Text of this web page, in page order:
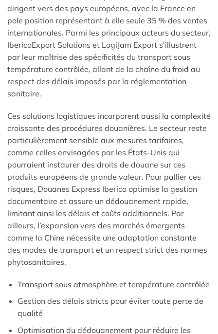
dirigent vers des pays européens, avec la France en
pole position représentant à elle seule 35 % des ventes
internationales. Parmi les principaux acteurs du secteur,
IbericoExport Solutions et LogiJam Export s’illustrent
par leur maîtrise des spécificités du transport sous
température contrôlée, allant de la chaîne du froid au
respect des délais imposés par la réglementation
sanitaire.
Ces solutions logistiques incorporent aussi la complexité
croissante des procédures douanières. Le secteur reste
particulièrement sensible aux mesures tarifaires,
comme celles envisagées par les États-Unis qui
pourraient instaurer des droits de douane sur ces
produits européens de grande valeur. Pour pallier ces
risques, Douanes Express Iberico optimise la gestion
documentaire et assure un dédouanement rapide,
limitant ainsi les délais et coûts additionnels. Par
ailleurs, l’expansion vers des marchés émergents
comme la Chine nécessite une adaptation constante
des modes de transport et un respect strict des normes
phytosanitaires.
Transport sous atmosphère et température contrôlée
Gestion des délais stricts pour éviter toute perte de
qualité
Optimisation du dédouanement pour réduire les